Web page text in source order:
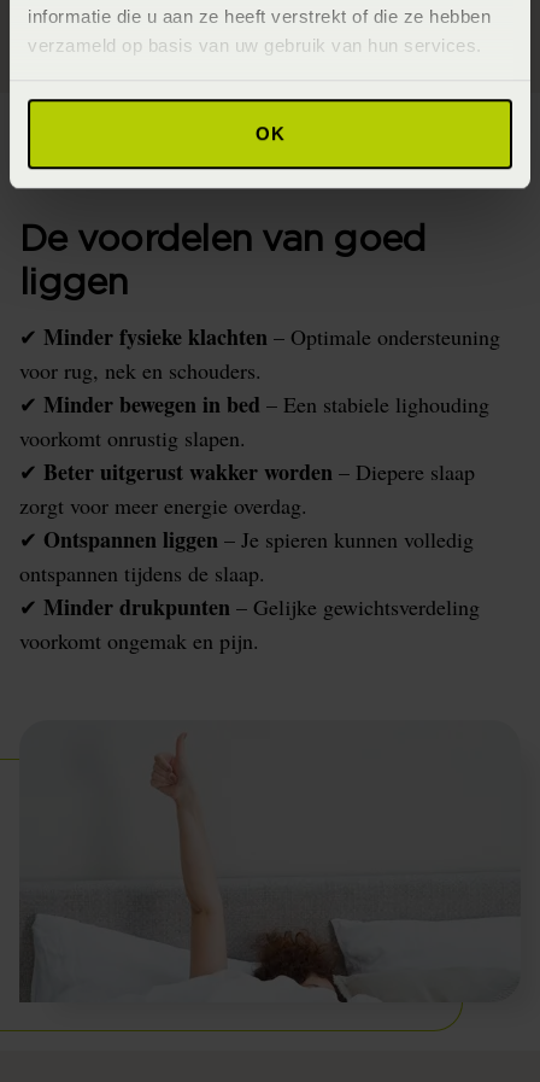
informatie die u aan ze heeft verstrekt of die ze hebben
verzameld op basis van uw gebruik van hun services.
OK
De voordelen van goed
liggen
✔ Minder fysieke klachten – Optimale ondersteuning
voor rug, nek en schouders.
✔ Minder bewegen in bed – Een stabiele lighouding
voorkomt onrustig slapen.
✔ Beter uitgerust wakker worden – Diepere slaap
zorgt voor meer energie overdag.
✔ Ontspannen liggen – Je spieren kunnen volledig
ontspannen tijdens de slaap.
✔ Minder drukpunten – Gelijke gewichtsverdeling
voorkomt ongemak en pijn.